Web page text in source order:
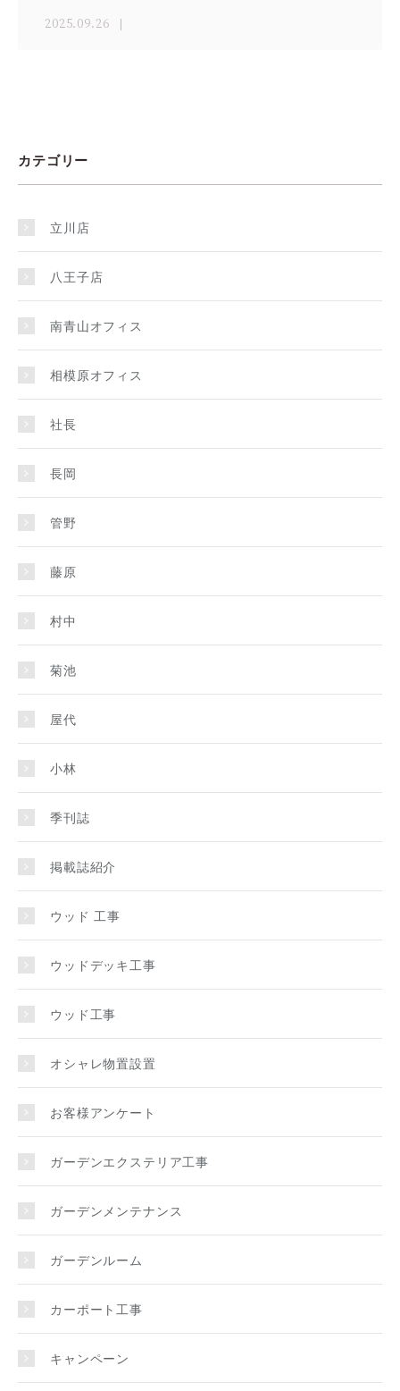
2025.09.26
カテゴリー
立川店
八王子店
南青山オフィス
相模原オフィス
社長
長岡
管野
藤原
村中
菊池
屋代
小林
季刊誌
掲載誌紹介
ウッド 工事
ウッドデッキ工事
ウッド工事
オシャレ物置設置
お客様アンケート
ガーデンエクステリア工事
ガーデンメンテナンス
ガーデンルーム
カーポート工事
キャンペーン